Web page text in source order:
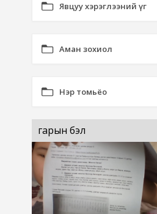
Явцуу хэрэглээний үг
Аман зохиол
Нэр томьёо
гарын бэл